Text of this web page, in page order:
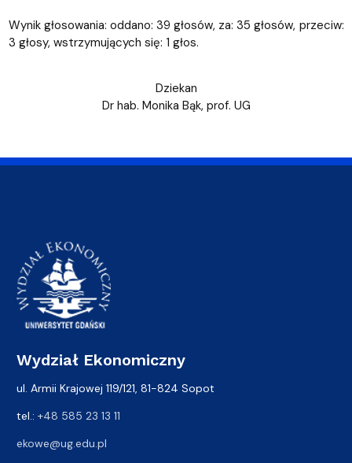
Wynik głosowania: oddano: 39 głosów, za: 35 głosów, przeciw:
3 głosy, wstrzymujących się: 1 głos.
Dziekan
Dr hab. Monika Bąk, prof. UG
Wydział Ekonomiczny
ul. Armii Krajowej 119/121, 81-824 Sopot
tel.: +48 585 23 13 11
ekowe@ug.edu.pl